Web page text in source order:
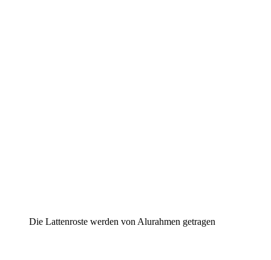
Die Lattenroste werden von Alurahmen getragen